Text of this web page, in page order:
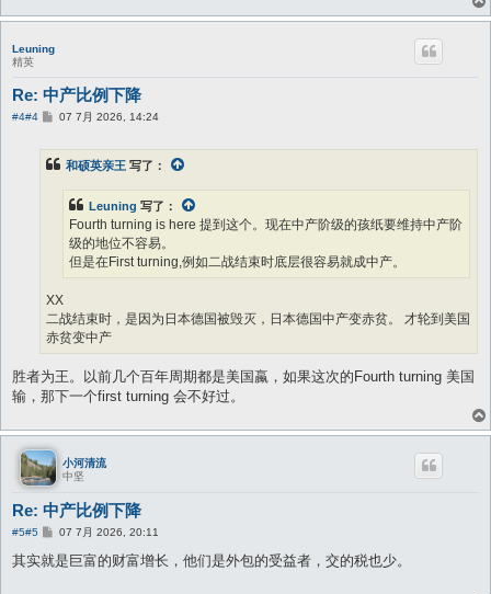
Leuning
精英
Re: 中产比例下降
#4#4
帖
07 7月 2026, 14:24
和硕英亲王 写了：
Leuning 写了：
Fourth turning is here 提到这个。现在中产阶级的孩纸要维持中产阶
级的地位不容易。
但是在First turning,例如二战结束时底层很容易就成中产。
XX
二战结束时，是因为日本德国被毁灭，日本德国中产变赤贫。 才轮到美国
赤贫变中产
胜者为王。以前几个百年周期都是美国蠃，如果这次的Fourth turning 美国
输，那下一个first turning 会不好过。
小河清流
中坚
Re: 中产比例下降
#5#5
帖
07 7月 2026, 20:11
其实就是巨富的财富增长，他们是外包的受益者，交的税也少。